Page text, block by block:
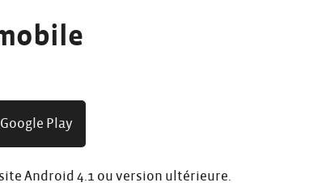
Google Play
Android 4.1 ou version ultérieure.